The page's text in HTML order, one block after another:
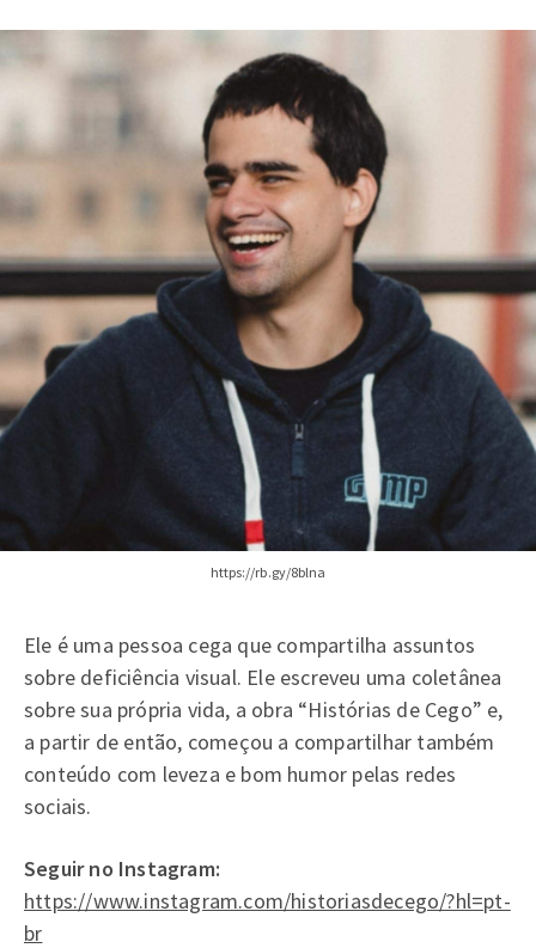
https://rb.gy/8blna
Ele é uma pessoa cega que compartilha assuntos
sobre deficiência visual. Ele escreveu uma coletânea
sobre sua própria vida, a obra “Histórias de Cego” e,
a partir de então, começou a compartilhar também
conteúdo com leveza e bom humor pelas redes
sociais.
Seguir no Instagram:
https://www.instagram.com/historiasdecego/?hl=pt-
br